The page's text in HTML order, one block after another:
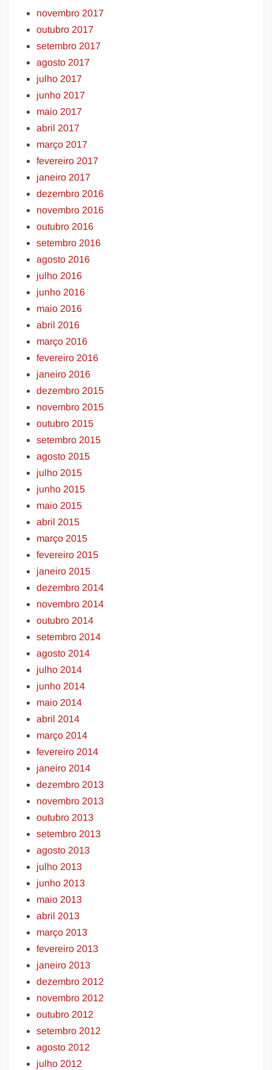
novembro 2017
outubro 2017
setembro 2017
agosto 2017
julho 2017
junho 2017
maio 2017
abril 2017
março 2017
fevereiro 2017
janeiro 2017
dezembro 2016
novembro 2016
outubro 2016
setembro 2016
agosto 2016
julho 2016
junho 2016
maio 2016
abril 2016
março 2016
fevereiro 2016
janeiro 2016
dezembro 2015
novembro 2015
outubro 2015
setembro 2015
agosto 2015
julho 2015
junho 2015
maio 2015
abril 2015
março 2015
fevereiro 2015
janeiro 2015
dezembro 2014
novembro 2014
outubro 2014
setembro 2014
agosto 2014
julho 2014
junho 2014
maio 2014
abril 2014
março 2014
fevereiro 2014
janeiro 2014
dezembro 2013
novembro 2013
outubro 2013
setembro 2013
agosto 2013
julho 2013
junho 2013
maio 2013
abril 2013
março 2013
fevereiro 2013
janeiro 2013
dezembro 2012
novembro 2012
outubro 2012
setembro 2012
agosto 2012
julho 2012